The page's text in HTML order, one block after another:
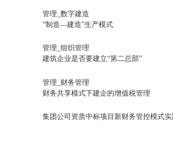
管理_数字建造
“制造—建造”生产模式
管理_组织管理
建筑企业是否要建立“第二总部”
管理_财务管理
财务共享模式下建企的增值税管理
集团公司资质中标项目新财务管控模式